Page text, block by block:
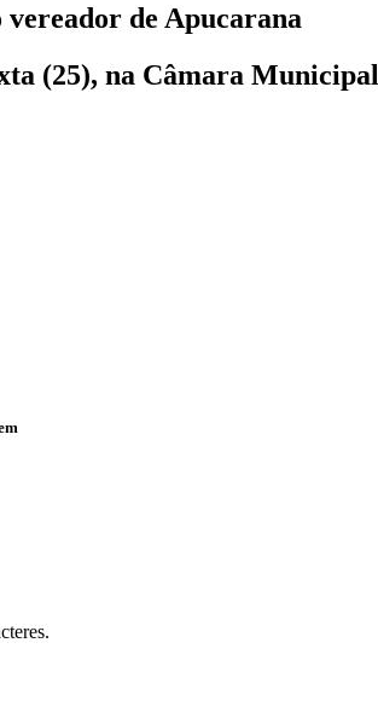
vereador de Apucarana
(25), na Câmara Municipal